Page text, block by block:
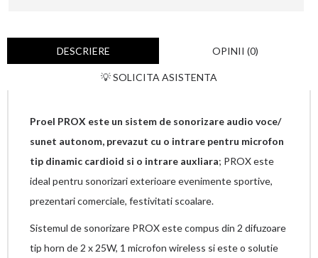
DESCRIERE OPINII (0)
💡 SOLICITA ASISTENTA
Proel PROX este un sistem de sonorizare audio voce/
sunet autonom, prevazut cu o intrare pentru microfon
tip dinamic cardioid si o intrare auxliara; PROX este
ideal pentru sonorizari exterioare evenimente sportive,
prezentari comerciale, festivitati scoalare.
Sistemul de sonorizare PROX este compus din 2 difuzoare
tip horn de 2 x 25W, 1 microfon wireless si este o solutie